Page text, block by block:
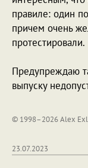
правиле: один
причем очень
протестировали.
Предупреждаю
выпуску
© 1998–2026 Alex
23.07.2023